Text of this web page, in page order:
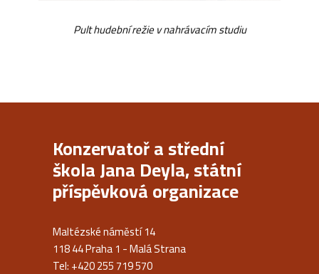
Pult hudební režie v nahrávacím studiu
Konzervatoř a střední
škola Jana Deyla, státní
příspěvková organizace
Maltézské náměstí 14
118 44 Praha 1 - Malá Strana
Tel: +420 255 719 570